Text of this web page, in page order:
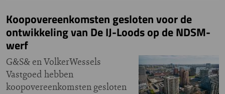
Koopovereenkomsten gesloten voor de
ontwikkeling van De IJ-Loods op de NDSM-
werf
G&S& en VolkerWessels
Vastgoed hebben
koopovereenkomsten gesloten